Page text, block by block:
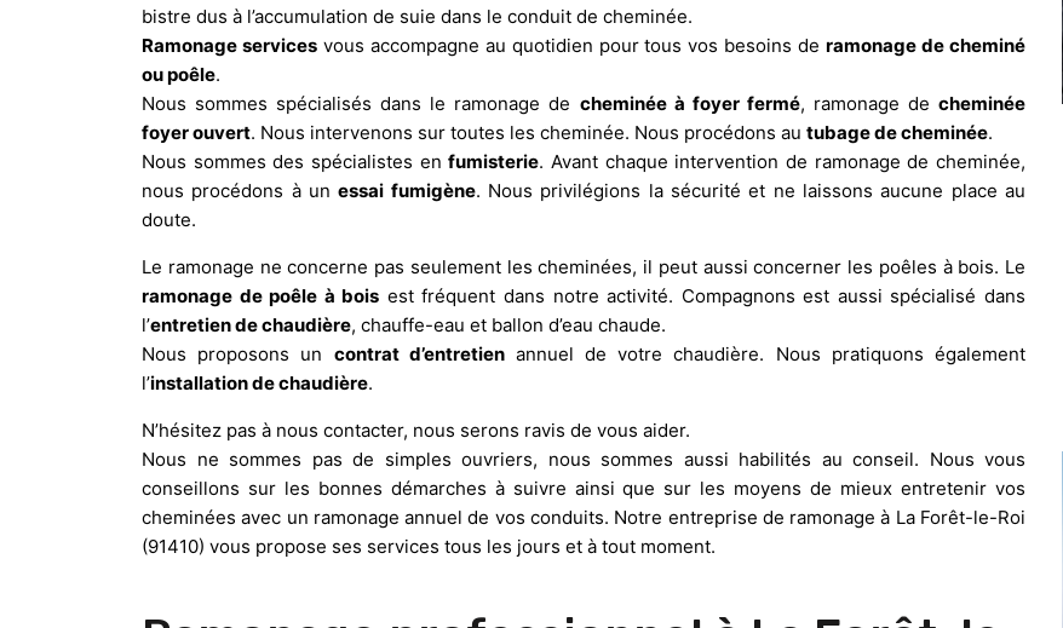
bistre dus à l’accumulation de suie dans le conduit de cheminée.
Ramonage servicesvous accompagne au quotidien pour tous vos besoins deramonage de cheminé
ou poêle.
Nous sommes spécialisés dans le ramonage de cheminée à foyer fermé, ramonage decheminée
foyer ouvert. Nous intervenons sur toutes les cheminée. Nous procédons au tubage de cheminée.
Nous sommes des spécialistes enfumisterie. Avant chaque intervention de ramonage de cheminée,
nous procédons à unessai fumigène. Nous privilégions la sécurité et ne laissons aucune place au
doute.
Le ramonage ne concerne pas seulement les cheminées, il peut aussi concerner les poêles à bois. Le
ramonage de poêle à bois est fréquent dans notre activité. Compagnons est aussi spécialisé dans
l’entretien de chaudière, chauffe-eau et ballon d’eau chaude.
Nous proposons un contrat d’entretienannuel de votre chaudière. Nous pratiquons également
l’installation de chaudière.
N’hésitez pas à nous contacter, nous serons ravis de vous aider.
Nous ne sommes pas de simples ouvriers, nous sommes aussi habilités au conseil. Nous vous
conseillons sur les bonnes démarches à suivre ainsi que sur les moyens de mieux entretenir vos
cheminées avec un ramonage annuel de vos conduits. Notre entreprise de ramonage à La Forêt-le-Roi
(91410) vous propose ses services tous les jours et à tout moment.